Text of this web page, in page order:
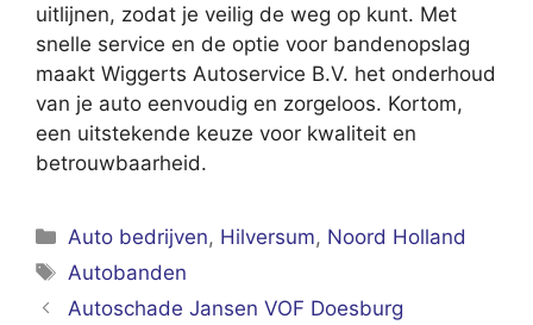
uitlijnen, zodat je veilig de weg op kunt. Met
snelle service en de optie voor bandenopslag
maakt Wiggerts Autoservice B.V. het onderhoud
van je auto eenvoudig en zorgeloos. Kortom,
een uitstekende keuze voor kwaliteit en
betrouwbaarheid.
Categorieën
Auto bedrijven, Hilversum, Noord Holland
Tags
Autobanden
Autoschade Jansen VOF Doesburg